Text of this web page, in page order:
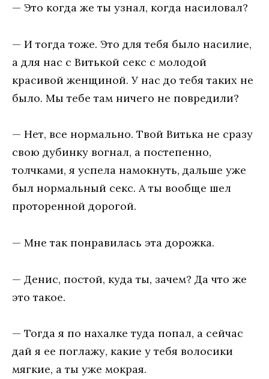
— Это когда же ты узнал, когда насиловал?
— И тогда тоже. Это для тебя было насилие,
а для нас с Витькой секс с молодой
красивой женщиной. У нас до тебя таких не
было. Мы тебе там ничего не повредили?
— Нет, все нормально. Твой Витька не сразу
свою дубинку вогнал, а постепенно,
толчками, я успела намокнуть, дальше уже
был нормальный секс. А ты вообще шел
проторенной дорогой.
— Мне так понравилась эта дорожка.
— Денис, постой, куда ты, зачем? Да что же
это такое.
— Тогда я по нахалке туда попал, а сейчас
дай я ее поглажу, какие у тебя волосики
мягкие, а ты уже мокрая.